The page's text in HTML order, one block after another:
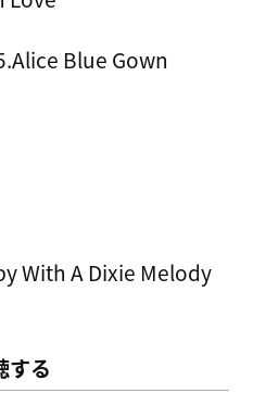
Blue Gown
With A Dixie Melody
する